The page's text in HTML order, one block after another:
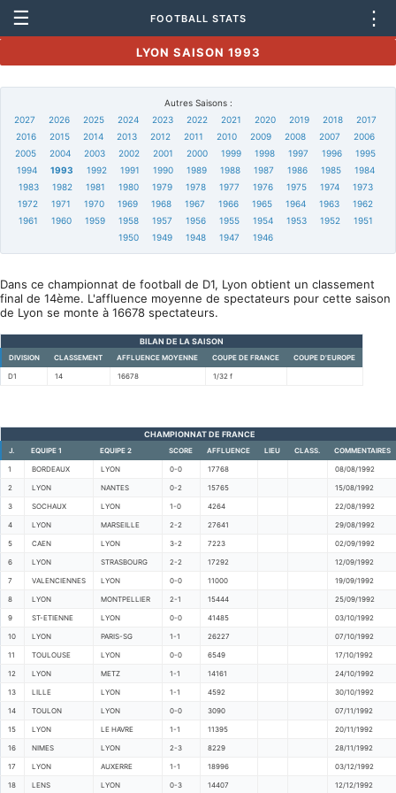
☰ FOOTBALL STATS ⋮
LYON SAISON 1993
Autres Saisons :
2027
2026 2025 2024 2023 2022 2021 2020 2019 2018
2017
2016
2015 2014 2013 2012 2011 2010 2009 2008 2007
2006
2005
2004 2003 2002 2001 2000 1999 1998 1997 1996
1995
1994
1993 1992 1991 1990 1989 1988 1987 1986 1985
1984
1983
1982 1981 1980 1979 1978 1977 1976 1975 1974
1973
1972
1971 1970 1969 1968 1967 1966 1965 1964 1963
1962
1961
1960 1959 1958 1957 1956 1955 1954 1953 1952
1951
1950
1949 1948 1947 1946
Dans ce championnat de football de D1, Lyon obtient un classement
final de 14ème. L'affluence moyenne de spectateurs pour cette saison
de Lyon se monte à 16678 spectateurs.
BILAN DE LA SAISON
DIVISION CLASSEMENT AFFLUENCE MOYENNE COUPE DE FRANCE COUPE D'EUROPE
D1 14 16678 1/32 f
CHAMPIONNAT DE FRANCE
J. EQUIPE 1 EQUIPE 2 SCORE AFFLUENCE LIEU CLASS. COMMENTAIRES
1 BORDEAUX LYON 0-0 17768 08/08/1992
2 LYON NANTES 0-2 15765 15/08/1992
3 SOCHAUX LYON 1-0 4264 22/08/1992
4 LYON MARSEILLE 2-2 27641 29/08/1992
5 CAEN LYON 3-2 7223 02/09/1992
6 LYON STRASBOURG 2-2 17292 12/09/1992
7 VALENCIENNES LYON 0-0 11000 19/09/1992
8 LYON MONTPELLIER 2-1 15444 25/09/1992
9 ST-ETIENNE LYON 0-0 41485 03/10/1992
10 LYON PARIS-SG 1-1 26227 07/10/1992
11 TOULOUSE LYON 0-0 6549 17/10/1992
12 LYON METZ 1-1 14161 24/10/1992
13 LILLE LYON 1-1 4592 30/10/1992
14 TOULON LYON 0-0 3090 07/11/1992
15 LYON LE HAVRE 1-1 11395 20/11/1992
16 NIMES LYON 2-3 8229 28/11/1992
17 LYON AUXERRE 1-1 18996 03/12/1992
18 LENS LYON 0-3 14407 12/12/1992